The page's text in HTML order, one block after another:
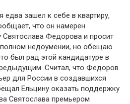
едва зашел к себе в квартиру,
что он намерен
Святослава Федорова и просит
недоумении, но обещаю
был рад этой кандидатуре в
Считал, что Федоров
для России в создавшихся
Ельцину оказать поддержку
Святослава пре­мьером